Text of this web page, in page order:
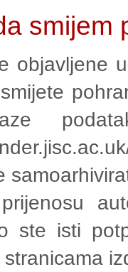
smijem
objavljene
ste isti